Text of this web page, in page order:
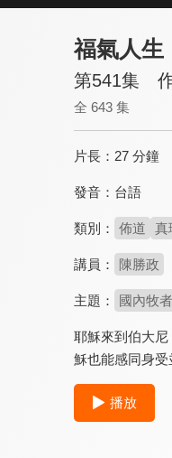
福氣人生
第541集
全 643 集
片長： 27 分鐘
發音： 台語
類別： 佈道 真
講員： 陳勝政
主題： 國內牧者
耶穌來到伯大
穌也能感同身受
播放